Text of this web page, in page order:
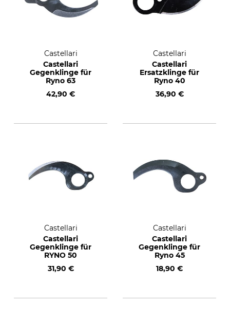
Castellari
Castellari
Gegenklinge für
Ryno 63
42,90 €
Castellari
Castellari
Ersatzklinge für
Ryno 40
36,90 €
Castellari
Castellari
Gegenklinge für
RYNO 50
31,90 €
Castellari
Castellari
Gegenklinge für
Ryno 45
18,90 €